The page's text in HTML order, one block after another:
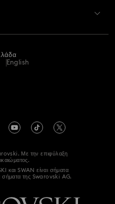
English
Με την επιφύλαξη
και SWAN είναι σήματα
σήματα της Swarovski AG.